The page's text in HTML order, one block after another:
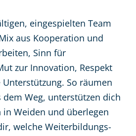
eingespielten Team
aus Kooperation und
Sinn für
zur Innovation, Respekt
So räumen
Weg, unterstützen dich
Weiden und überlegen
welche Weiterbildungs-